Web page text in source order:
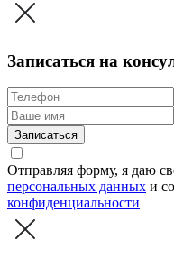
Записаться на
Записаться
Отправляя форму, я даю
персональных данных и
конфиденциальности